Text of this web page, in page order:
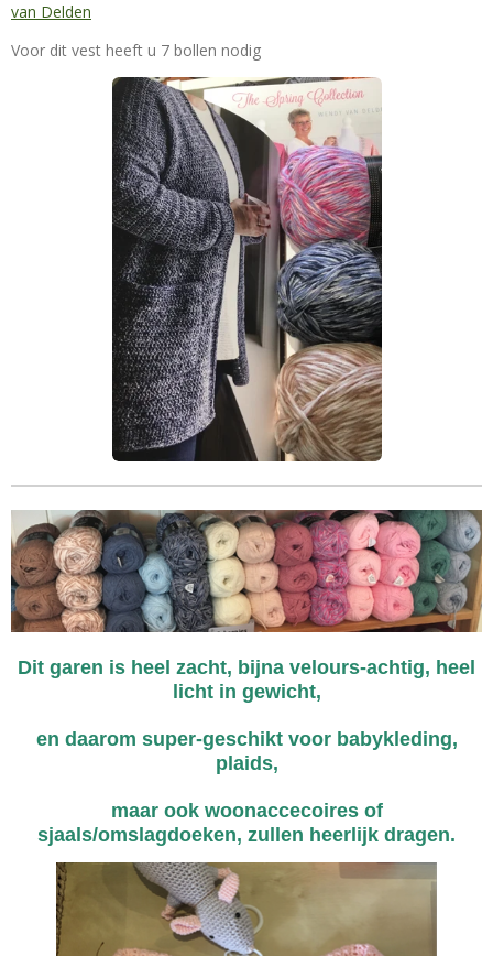
van Delden
Voor dit vest heeft u 7 bollen nodig
Dit garen is heel zacht, bijna velours-achtig, heel
licht in gewicht,
en daarom super-geschikt voor babykleding,
plaids,
maar ook woonaccecoires of
sjaals/omslagdoeken, zullen heerlijk dragen.